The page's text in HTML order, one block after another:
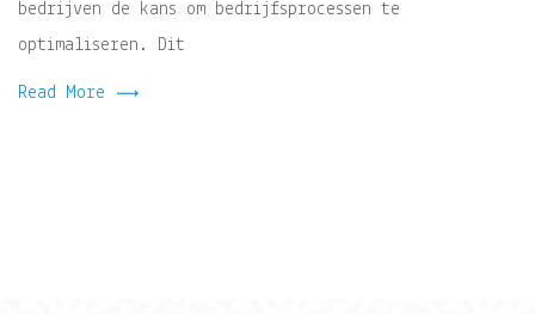
bedrijven de kans om bedrijfsprocessen te
optimaliseren. Dit
Read More